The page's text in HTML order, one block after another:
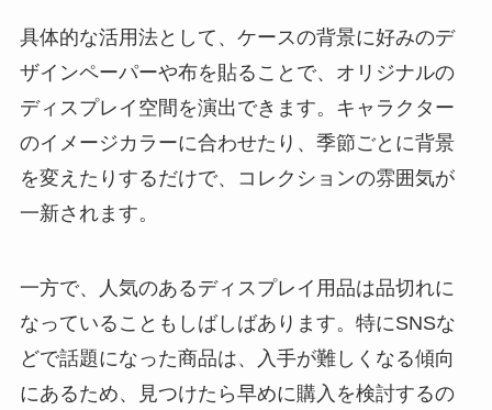
具体的な活用法として、ケースの背景に好みのデ
ザインペーパーや布を貼ることで、オリジナルの
ディスプレイ空間を演出できます。キャラクター
のイメージカラーに合わせたり、季節ごとに背景
を変えたりするだけで、コレクションの雰囲気が
一新されます。
一方で、人気のあるディスプレイ用品は品切れに
なっていることもしばしばあります。特にSNSな
どで話題になった商品は、入手が難しくなる傾向
にあるため、見つけたら早めに購入を検討するの